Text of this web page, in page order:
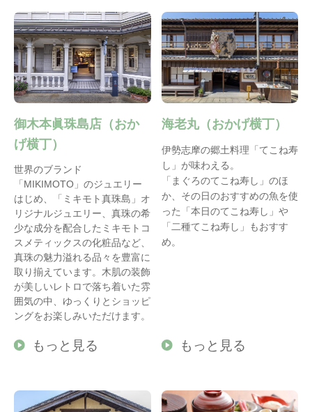
御木本眞珠島店（おか
げ横丁）
世界のブランド
「MIKIMOTO」のジュエリー
はじめ、「ミキモト真珠島」オ
リジナルジュエリー、真珠の希
少な成分を配合したミキモトコ
スメティックスの化粧品など、
真珠の魅力溢れる品々を豊富に
取り揃えています。木肌の装飾
が美しいレトロで落ち着いた雰
囲気の中、ゆっくりとショッピ
ングをお楽しみいただけます。
もっと見る
海老丸（おかげ横丁）
伊勢志摩の郷土料理「てこね寿
し」が味わえる。
「まぐろのてこね寿し」のほ
か、その日のおすすめの魚を使
った「本日のてこね寿し」や
「二種てこね寿し」もおすす
め。
もっと見る